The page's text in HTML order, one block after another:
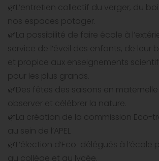
🌿L’entretien collectif du verger, du
nos espaces potager.
🌿La possibilité de faire école à
service de l’éveil des enfants, de leur
et propice aux enseignements
pour les plus grands.
🌿Des fêtes des saisons en
observer et célébrer la nature.
🌿La création de la commission Eco-
au sein de l’APEL
🌿L’élection d’Eco-délégués à l’école
au collège et au lycée.